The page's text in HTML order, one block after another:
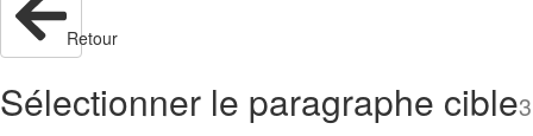
Retour
Sélectionner le paragraphe cible3